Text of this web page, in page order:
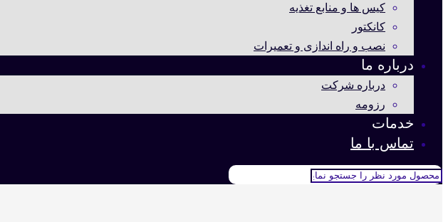
کیس ها و منابع تغذیه
کانکتور
نصب و راه اندازی و تعمیرات
درباره ما
درباره شرکت
رزومه
خدمات
تماس با ما